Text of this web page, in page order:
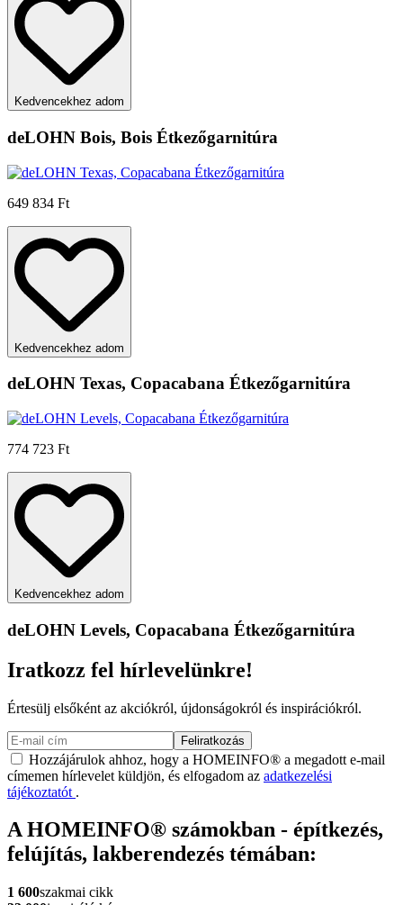
Kedvencekhez adom
deLOHN Bois, Bois Étkezőgarnitúra
649 834 Ft
Kedvencekhez adom
deLOHN Texas, Copacabana Étkezőgarnitúra
774 723 Ft
Kedvencekhez adom
deLOHN Levels, Copacabana Étkezőgarnitúra
Iratkozz fel hírlevelünkre!
Értesülj elsőként az akciókról, újdonságokról és inspirációkról.
Feliratkozás
Hozzájárulok ahhoz, hogy a HOMEINFO® a megadott e-mail
címemen hírlevelet küldjön, és elfogadom az adatkezelési
tájékoztatót .
A HOMEINFO® számokban - építkezés,
felújítás, lakberendezés témában:
1 600szakmai cikk